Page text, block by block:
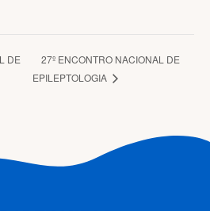
DE
27º ENCONTRO NACIONAL DE
EPILEPTOLOGIA